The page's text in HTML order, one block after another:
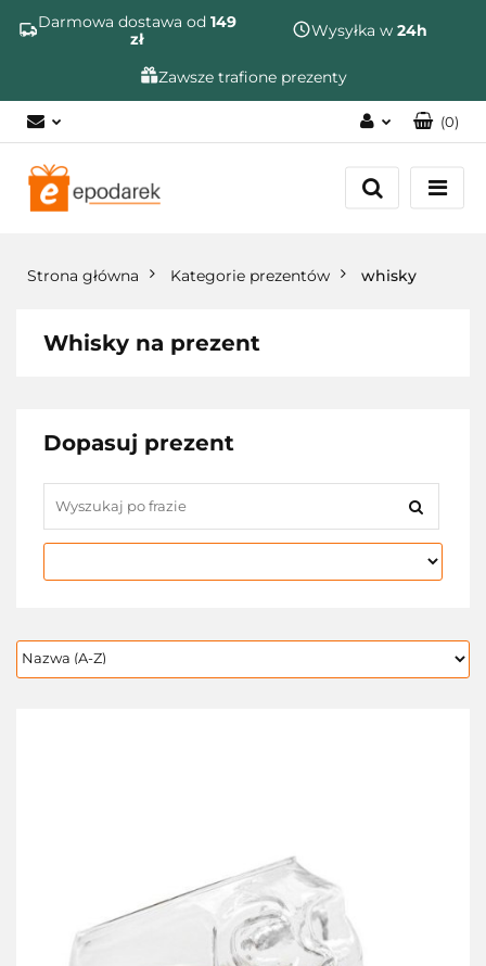
Darmowa dostawa od 149
zł
Wysyłka w 24h
Zawsze trafione prezenty
Szukaj
Zaloguj się
Zarejestruj się
(0)
Strona główna Kategorie prezentów whisky
Whisky na prezent
Dopasuj prezent